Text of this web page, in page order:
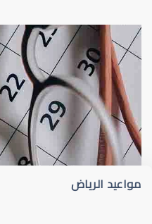
الماء الأزرق
مواعيد الرياض